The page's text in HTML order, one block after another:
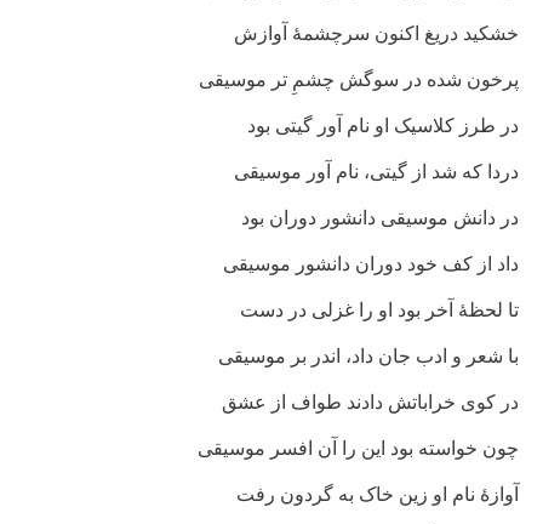
خشکید دریغ اکنون سرچشمۀ آوازش
پرخون شده در سوگش چشمِ تر موسیقی
در طرز کلاسیک او نام­ آور گیتی بود
دردا که شد از گیتی، نام ­آور موسیقی
در دانش موسیقی دانشور دوران بود
داد از کف خود دوران دانشور موسیقی
تا لحظۀ آخر بود او را غزلی در دست
با شعر و ادب جان داد، اندر بر موسیقی
در کوی خراباتش دادند طواف از عشق
چون خواسته بود این را آن افسر موسیقی
آوازۀ نام او زین خاک به گردون رفت